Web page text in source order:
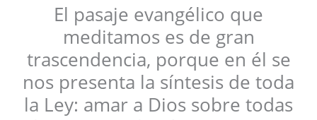
El pasaje evangélico que
meditamos es de gran
trascendencia, porque en él se
nos presenta la síntesis de toda
la Ley: amar a Dios sobre todas